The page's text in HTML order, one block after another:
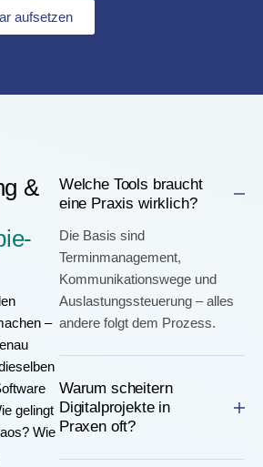
aufsetzen
&
–
gelingt
Wie
Welche Tools braucht
eine Praxis wirklich?
Die Basis sind
Terminmanagement,
Kommunikationswege und
Auslastungssteuerung – alles
andere folgt dem Prozess.
Warum scheitern
Digitalprojekte in
Praxen oft?